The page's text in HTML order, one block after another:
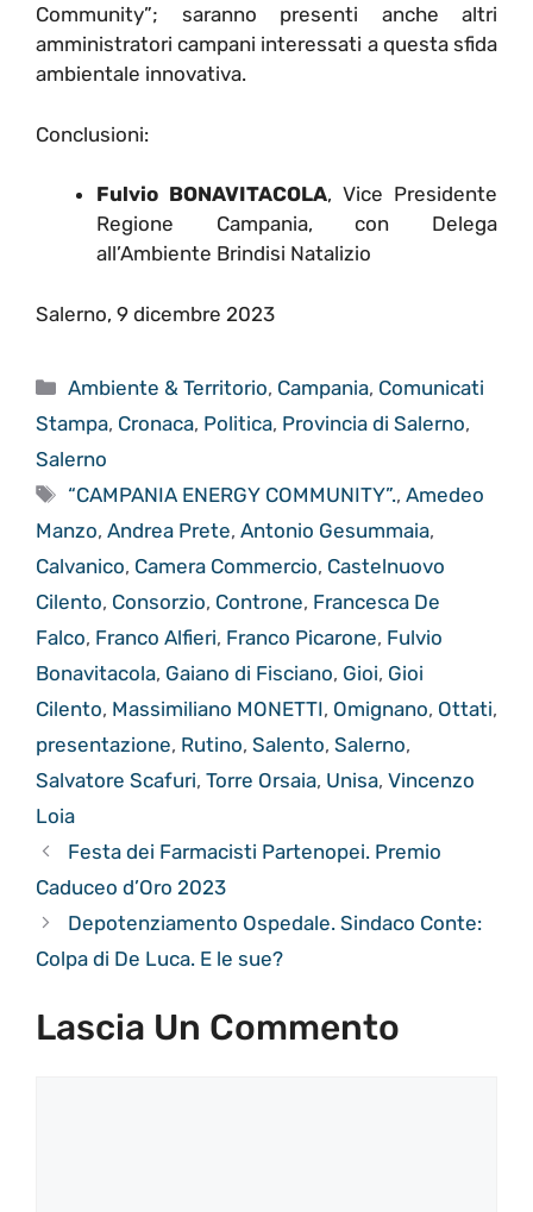
Community”; saranno presenti anche altri
amministratori campani interessati a questa sfida
ambientale innovativa.
Conclusioni:
Fulvio BONAVITACOLA, Vice Presidente
Regione Campania, con Delega
all’Ambiente Brindisi Natalizio
Salerno, 9 dicembre 2023
Categorie
Ambiente & Territorio, Campania, Comunicati
Stampa, Cronaca, Politica, Provincia di Salerno,
Salerno
Tag
“CAMPANIA ENERGY COMMUNITY”.,Amedeo
Manzo, Andrea Prete, Antonio Gesummaia,
Calvanico, Camera Commercio, Castelnuovo
Cilento, Consorzio, Controne, Francesca De
Falco, Franco Alfieri, Franco Picarone, Fulvio
Bonavitacola, Gaiano di Fisciano, Gioi, Gioi
Cilento, Massimiliano MONETTI, Omignano, Ottati,
presentazione, Rutino, Salento, Salerno,
Salvatore Scafuri, Torre Orsaia, Unisa, Vincenzo
Loia
Festa dei Farmacisti Partenopei. Premio
Caduceo d’Oro 2023
Depotenziamento Ospedale. Sindaco Conte:
Colpa di De Luca. E le sue?
Lascia Un Commento